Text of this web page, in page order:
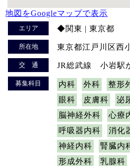
地図をGoogleマップで表示
エリア ◆関東 | 東京都
所在地 東京都江戸川区西
交 通 JR総武線 小岩駅
募集科目 内科 外科 整形
眼科
皮膚科 泌
脳神経外科
心療
呼吸器内科
消化
神経内科
腎臓内
形成外科
乳腺科